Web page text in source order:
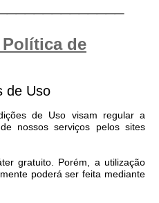
Política de
de Uso
de Uso visam regular a
nossos serviços pelos sites
gratuito. Porém, a utilização
poderá ser feita mediante